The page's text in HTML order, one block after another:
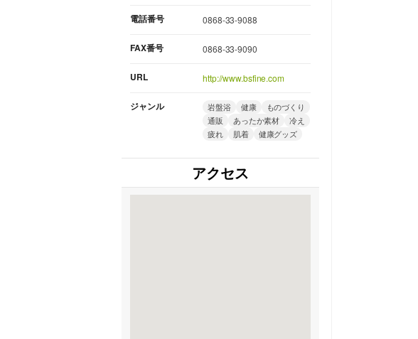
電話番号 0868-33-9088
FAX番号 0868-33-9090
URL http://www.bsfine.com
ジャンル 岩盤浴 健康
ものづくり
通販
あったか素材
冷え
疲れ
肌着 健康グッズ
アクセス